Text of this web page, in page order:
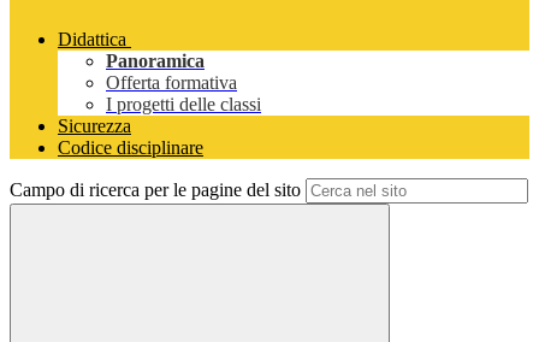
Didattica
Panoramica
Offerta formativa
I progetti delle classi
Sicurezza
Codice disciplinare
Campo di ricerca per le pagine del sito